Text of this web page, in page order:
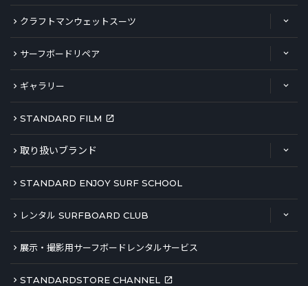
クラフトマンウェットスーツ
サーフボードリペア
ギャラリー
STANDARD FILM
取り扱いブランド
STANDARD ENJOY SURF SCHOOL
レンタル SURFBOARD CLUB
展示・撮影用サーフボードレンタルサービス
STANDARDSTORE CHANNEL